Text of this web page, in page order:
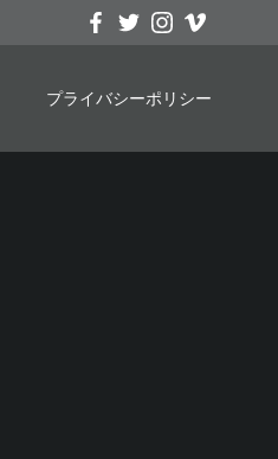
プライバシーポリシー